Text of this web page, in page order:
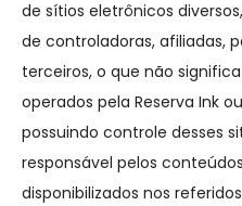
de sítios eletrônicos
de controladoras, afiliadas,
terceiros, o que não
operados pela Reserva Ink
possuindo controle desses
responsável pelos
disponibilizados nos